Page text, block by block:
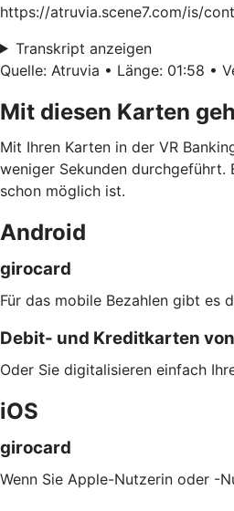
https://atruvia.scene7.com/is/
Transkript anzeigen
Quelle: Atruvia • Länge: 01:58 •
Mit diesen Karten
Mit Ihren Karten in der VR
weniger Sekunden durchgeführt.
schon möglich ist.
Android
girocard
Für das mobile Bezahlen gibt es
Debit- und Kreditkarten
Oder Sie digitalisieren einfach
iOS
girocard
Wenn Sie Apple-Nutzerin oder -